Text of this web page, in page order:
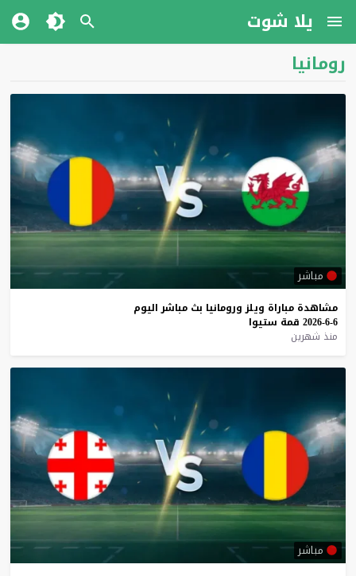
يلا شوت
رومانيا
مباشر
مشاهدة مباراة ويلز ورومانيا بث مباشر اليوم
6-6-2026
قمة ستيوا
منذ شهرين
مباشر